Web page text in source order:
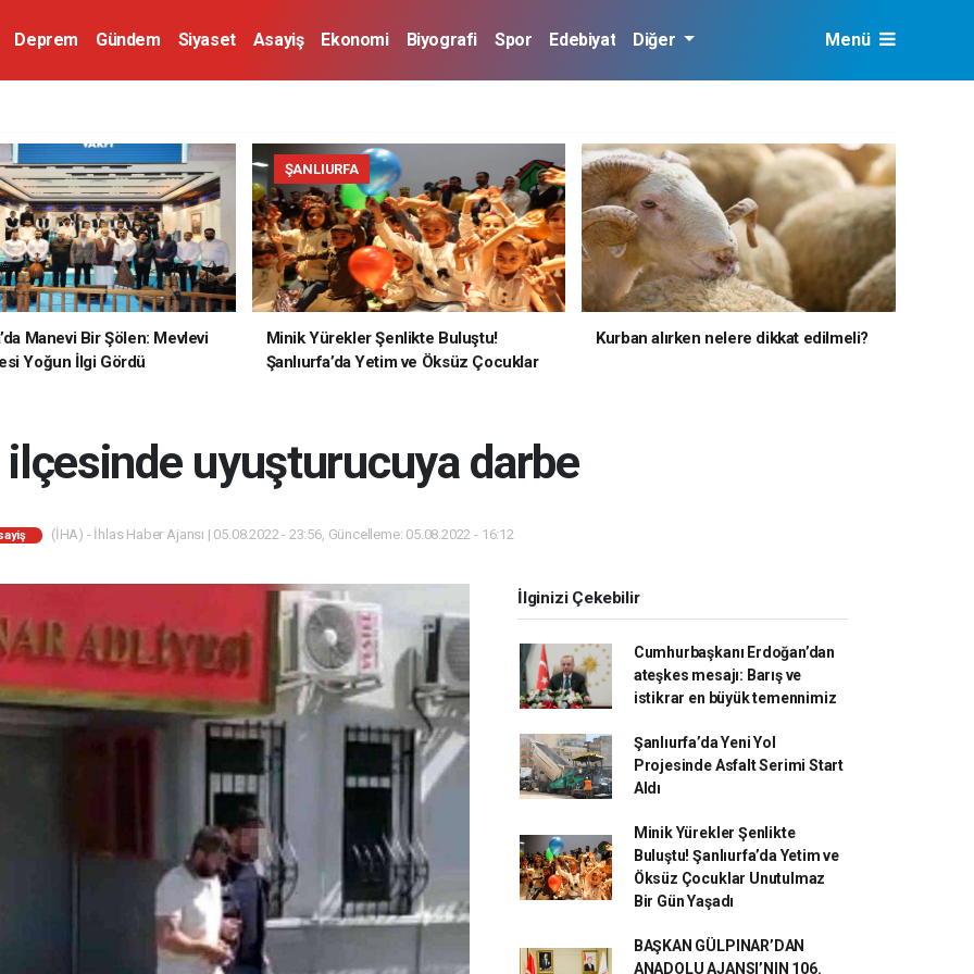
Deprem Gündem Siyaset Asayiş Ekonomi Biyografi Spor Edebiyat Diğer Menü
Manevi Bir Şölen: Mevlevi
Yoğun İlgi Gördü
ŞANLIURFA
Minik Yürekler Şenlikte Buluştu!
Şanlıurfa’da Yetim ve Öksüz Çocuklar
Kurban alırken nelere dikkat edilmeli?
ilçesinde uyuşturucuya darbe
(İHA) - İhlas Haber Ajansı | 05.08.2022 - 23:56, Güncelleme: 05.08.2022 - 16:12
İlginizi Çekebilir
Cumhurbaşkanı Erdoğan’dan
ateşkes mesajı: Barış ve
istikrar en büyük temennimiz
Şanlıurfa’da Yeni Yol
Projesinde Asfalt Serimi Start
Aldı
Minik Yürekler Şenlikte
Buluştu! Şanlıurfa’da Yetim ve
Öksüz Çocuklar Unutulmaz
Bir Gün Yaşadı
BAŞKAN GÜLPINAR’DAN
ANADOLU AJANSI’NIN 106.